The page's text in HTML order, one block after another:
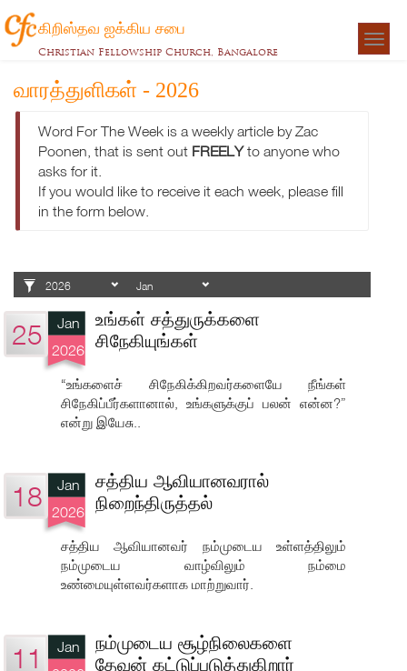
கிறிஸ்தவ ஐக்கிய சபை
Christian Fellowship Church, Bangalore
வாரத்துளிகள் - 2026
Word For The Week is a weekly article by Zac
Poonen, that is sent out FREELYto anyone who
asks for it.
If you would like to receive it each week, please fill
in the form below.
25
Jan
2026
உங்கள் சத்துருக்களை
சிநேகியுங்கள்
“உங்களைச் சிநேகிக்கிறவர்களையே நீங்கள்
சிநேகிப்பீர்களானால், உங்களுக்குப் பலன் என்ன?”
என்று இயேசு..
18
Jan
2026
சத்திய ஆவியானவரால்
நிறைந்திருத்தல்
சத்திய ஆவியானவர் நம்முடைய உள்ளத்திலும்
நம்முடைய வாழ்விலும் நம்மை
உண்மையுள்ளவர்களாக மாற்றுவார்.
11
Jan
நம்முடைய சூழ்நிலைகளை
தேவன் கட்டுப்படுத்துகிறார்